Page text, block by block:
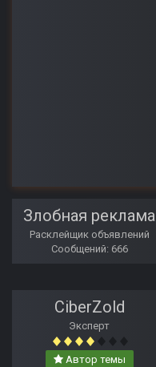
Злобная реклама
Расклейщик объявлений
Сообщений: 666
CiberZold
Эксперт
Автор темы